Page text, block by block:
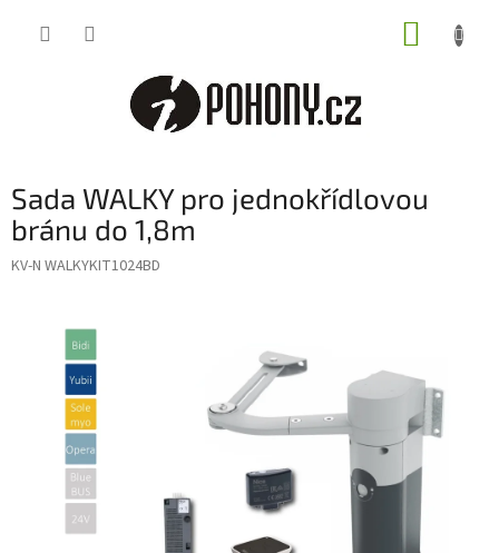
Sada WALKY pro jednokřídlovou
bránu do 1,8m
KV-N WALKYKIT1024BD